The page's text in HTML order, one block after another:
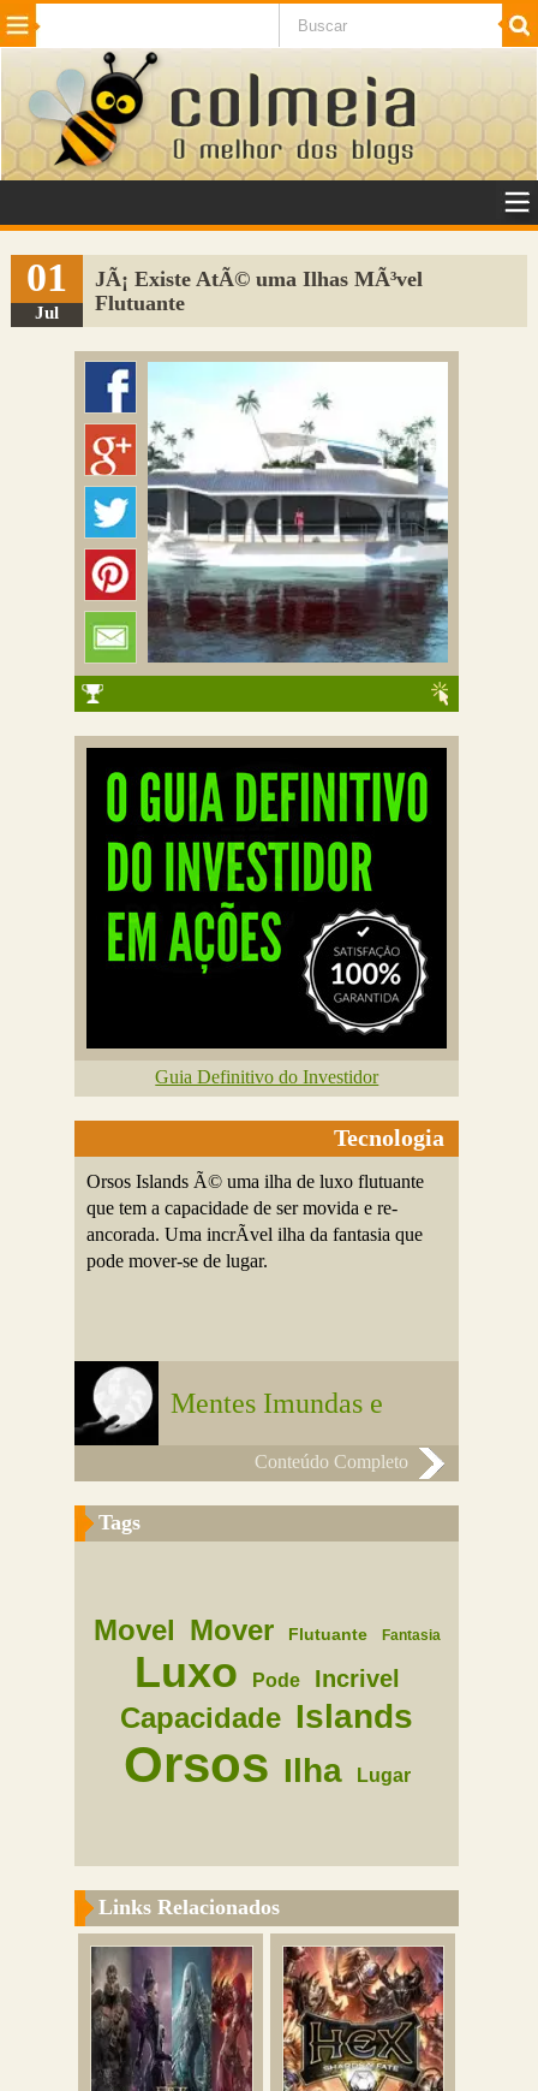
Beleza Cinema e TV
Internet Jogos NotÃ­cias SaÃºde
VeÃ­culos Adulto
Sugerir Link
Adicionar Blog
Colmeia Exchange
01
Jul
JÃ¡ Existe AtÃ© uma Ilhas MÃ³vel
Flutuante
Guia Definitivo do Investidor
Tecnologia
Orsos Islands Ã© uma ilha de luxo flutuante
que tem a capacidade de ser movida e re-
ancorada. Uma incrÃ­vel ilha da fantasia que
pode mover-se de lugar.
Mentes Imundas e
Conteúdo Completo
Tags
Movel Mover Flutuante Fantasia
Luxo Pode Incrivel
Capacidade Islands
Orsos Ilha Lugar
Links Relacionados